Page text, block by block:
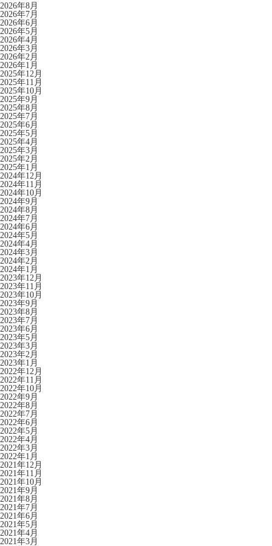
2026年8月
2026年7月
2026年6月
2026年5月
2026年4月
2026年3月
2026年2月
2026年1月
2025年12月
2025年11月
2025年10月
2025年9月
2025年8月
2025年7月
2025年6月
2025年5月
2025年4月
2025年3月
2025年2月
2025年1月
2024年12月
2024年11月
2024年10月
2024年9月
2024年8月
2024年7月
2024年6月
2024年5月
2024年4月
2024年3月
2024年2月
2024年1月
2023年12月
2023年11月
2023年10月
2023年9月
2023年8月
2023年7月
2023年6月
2023年5月
2023年3月
2023年2月
2023年1月
2022年12月
2022年11月
2022年10月
2022年9月
2022年8月
2022年7月
2022年6月
2022年5月
2022年4月
2022年3月
2022年1月
2021年12月
2021年11月
2021年10月
2021年9月
2021年8月
2021年7月
2021年6月
2021年5月
2021年4月
2021年3月